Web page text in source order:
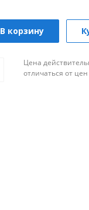
В корзину
Цена
отличаться от